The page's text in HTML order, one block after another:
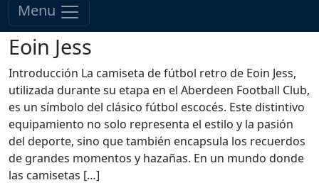
Menu
Eoin Jess
Introducción La camiseta de fútbol retro de Eoin Jess,
utilizada durante su etapa en el Aberdeen Football Club,
es un símbolo del clásico fútbol escocés. Este distintivo
equipamiento no solo representa el estilo y la pasión
del deporte, sino que también encapsula los recuerdos
de grandes momentos y hazañas. En un mundo donde
las camisetas […]